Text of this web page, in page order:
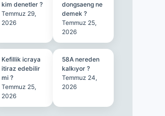
kim denetler ?
Temmuz 29,
2026
dongsaeng ne
demek ?
Temmuz 25,
2026
Kefillik icraya
itiraz edebilir
mi ?
Temmuz 25,
2026
58A nereden
kalkıyor ?
Temmuz 24,
2026